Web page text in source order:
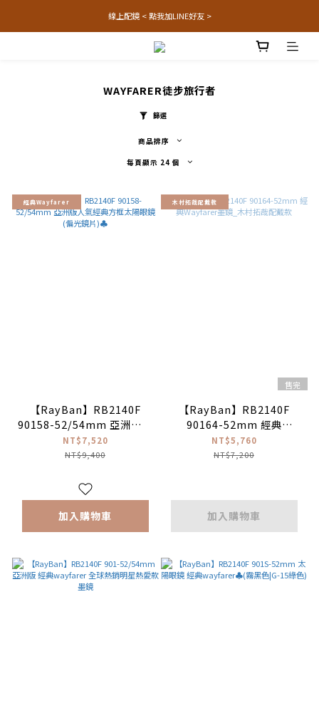
線上配鏡 < 點我加LINE好友 >
WAYFARER徒步旅行者
篩選
商品排序
每頁顯示 24 個
經典Wayfarer
【RayBan】RB2140F
90158-52/54mm 亞洲版人
氣經典方框太陽眼鏡 (偏光
鏡片)♣
NT$7,520
NT$9,400
加入購物車
木村拓哉配戴款
售完
【RayBan】RB2140F
90164-52mm 經典
Wayfarer墨鏡_木村拓哉配
戴款
NT$5,760
NT$7,200
加入購物車